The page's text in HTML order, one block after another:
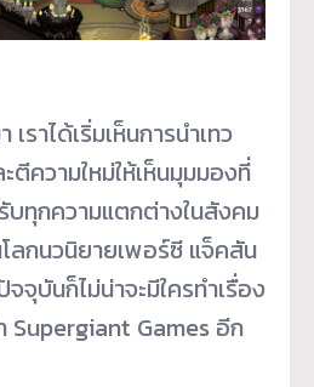
ราได้เริ่มเห็นการนำเทว
ตีความใหม่ให้เห็นมุมมองที่
บทุกความแตกต่างในสังคม
ลกนวนิยายเพอร์ซี แจ็คสัน
จจุบันก็ไม่น่าจะมีใครทำเรื่อง
Supergiant Games อีก